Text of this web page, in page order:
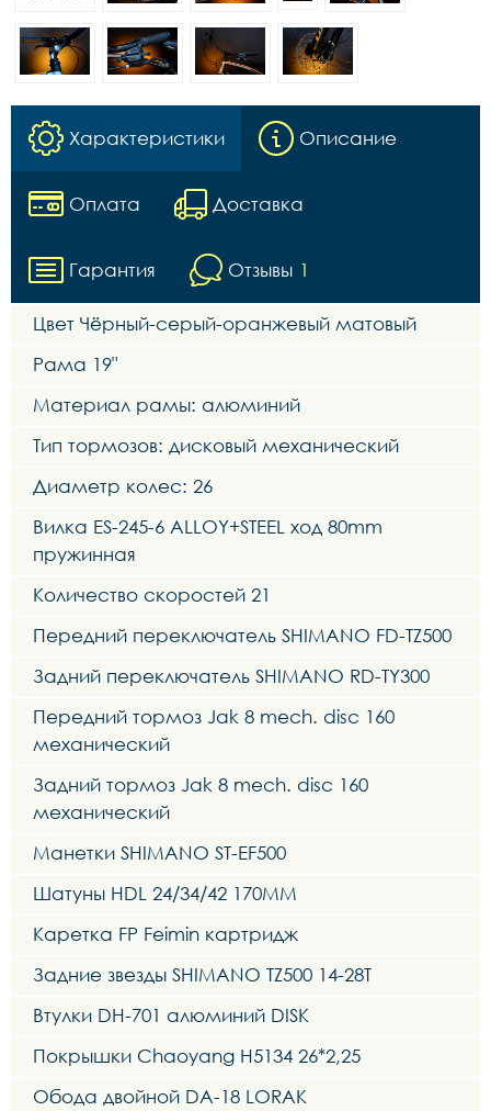
Характеристики Описание
Оплата Доставка
Гарантия Отзывы 1
Цвет Чёрный-серый-оранжевый матовый
Рама 19"
Материал рамы: алюминий
Тип тормозов: дисковый механический
Диаметр колес: 26
Вилка ES-245-6 ALLOY+STEEL ход 80mm
пружинная
Количество скоростей 21
Передний переключатель SHIMANO FD-TZ500
Задний переключатель SHIMANO RD-TY300
Передний тормоз Jak 8 mech. disc 160
механический
Задний тормоз Jak 8 mech. disc 160
механический
Манетки SHIMANO ST-EF500
Шатуны HDL 24/34/42 170MM
Каретка FP Feimin картридж
Задние звезды SHIMANO TZ500 14-28T
Втулки DH-701 алюминий DISK
Покрышки Chaoyang H5134 26*2,25
Обода двойной DA-18 LORAK